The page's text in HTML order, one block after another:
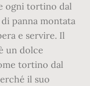
ogni tortino dal
panna montata
e servire. Il
un dolce
tortino dal
il suo